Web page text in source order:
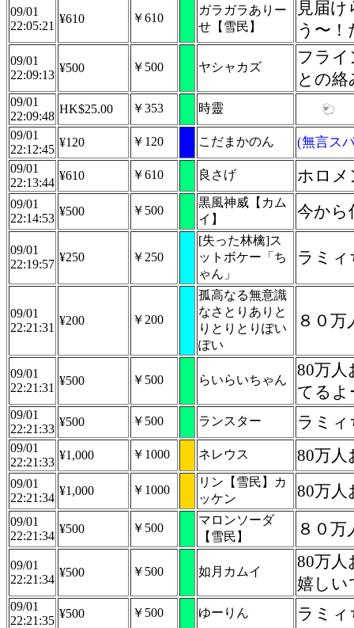
09/01
22:05:21
¥610 ￥610
ガラガラありー
せ【雪民】
見届
う〜
09/01
22:09:13
¥500 ￥500 ヤシャカズ
フラ
との
09/01
22:09:48
HK$25.00 ￥353
時靈
09/01
22:12:45
¥120 ￥120 こだまかのん (無言ス
09/01
22:13:44
¥610 ￥610 良さげ ホロメ
09/01
22:14:53
¥500 ￥500
黒風神威【カム
イ】
今から
09/01
22:19:57
¥250 ￥250
[失った林檎]ス
ットボケー「ち
ゃん」
ラミィ
09/01
22:21:31
¥200 ￥200
孤高なる無意識
なさとりありと
りとりとりぽい
ぽい
８０
09/01
22:21:31
¥500 ￥500 らいらいちゃん
80万人
てるよ
09/01
22:21:33
¥500 ￥500 ランスター ラミィ
09/01
22:21:33
¥1,000 ￥1000 ネレウス 80万
09/01
22:21:34
¥1,000 ￥1000
リン【雪民】カ
ッケン
80万
09/01
22:21:34
¥500 ￥500
マロンソーダ
【雪民】
８０
09/01
22:21:34
¥500 ￥500 如月カムイ
80万
嬉しい
09/01
22:21:35
¥500 ￥500 ゆーりん ラミ